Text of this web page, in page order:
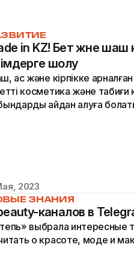
in KZ! Бет және шаш
шолу
қас және кірпікке
косметика және
қайдан алуға
2023
ЗНАНИЯ
каналов в
выбрала интересные
о красоте, моде и